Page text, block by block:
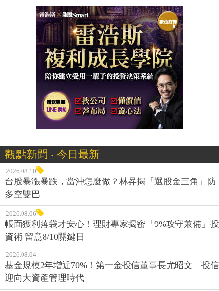
觀點新聞 ‧ 今日最新
2026.08.10
台股暴漲暴跌，當沖怎麼做？林昇揭「選股金三角」防
多空雙巴
2026.08.06
帳面獲利落袋才安心！理財專家揭密「9%攻守兼備」投
資術 留意8/10關鍵日
2026.08.04
基金規模2年增近70%！第一金投信董事長尤昭文：投信
迎向大資產管理時代